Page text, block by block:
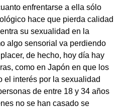
enfrentarse a ella sólo
hace que pierda calidad
su sexualidad en la
algo sensorial va perdiendo
de hecho, hoy día hay
como en Japón en que los
el interés por la sexualidad
de entre 18 y 34 años
no se han casado se